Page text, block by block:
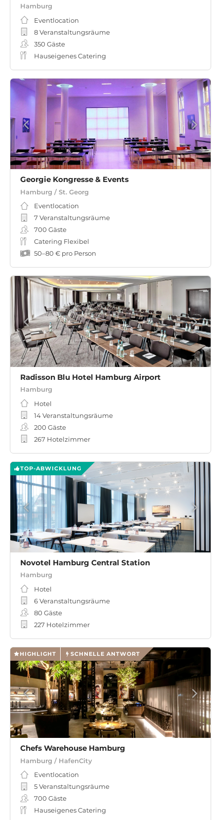
Hamburg
Eventlocation
8 Veranstaltungsräume
350 Gäste
Hauseigenes Catering
Georgie Kongresse & Events
Hamburg / St. Georg
Eventlocation
7 Veranstaltungsräume
700 Gäste
Catering Flexibel
50–80 € pro Person
Radisson Blu Hotel Hamburg Airport
Hamburg
Hotel
14 Veranstaltungsräume
200 Gäste
267 Hotelzimmer
TOP-ABWICKLUNG
Novotel Hamburg Central Station
Hamburg
Hotel
6 Veranstaltungsräume
80 Gäste
227 Hotelzimmer
HIGHLIGHT SCHNELLE ANTWORT
Chefs Warehouse Hamburg
Hamburg / HafenCity
Eventlocation
5 Veranstaltungsräume
700 Gäste
Hauseigenes Catering